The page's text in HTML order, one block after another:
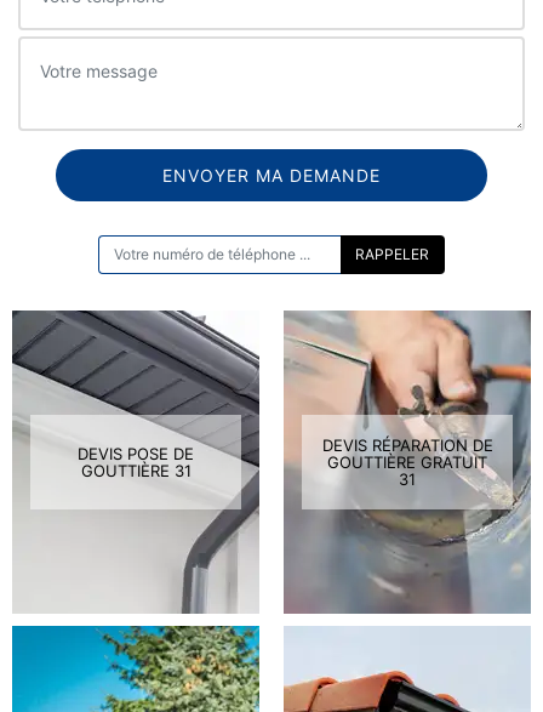
DEVIS POSE DE
GOUTTIÈRE 31
DEVIS RÉPARATION DE
GOUTTIÈRE GRATUIT
31